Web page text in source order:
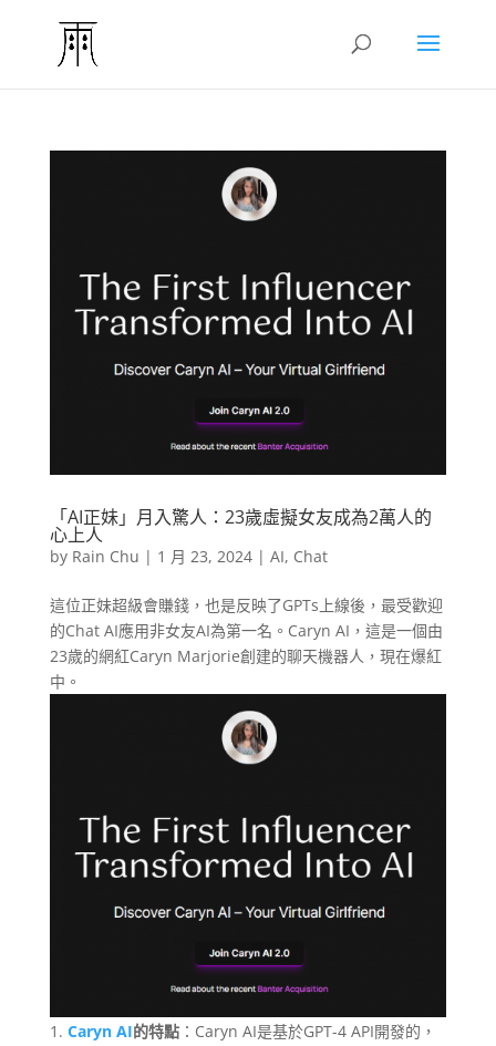
「AI正妹」月入驚人：23歲虛擬女友成為2萬人的
心上人
by Rain Chu | 1 月 23, 2024| AI, Chat
這位正妹超級會賺錢，也是反映了GPTs上線後，最受歡迎
的Chat AI應用非女友AI為第一名。Caryn AI，這是一個由
23歲的網紅Caryn Marjorie創建的聊天機器人，現在爆紅
中。
Caryn AI的特點：Caryn AI是基於GPT-4 API開發的，